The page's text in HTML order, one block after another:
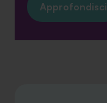
Approfondisci